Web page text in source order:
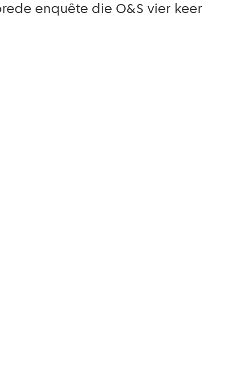
enquête die O&S vier keer